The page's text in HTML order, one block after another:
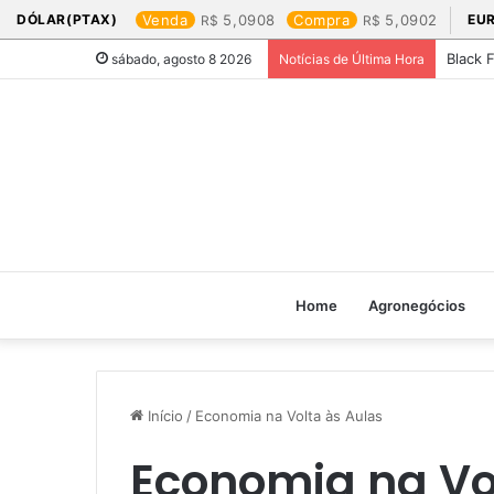
DÓLAR(PTAX) Venda 5,0908 Compra 5,0902
sábado, agosto 8 2026 Notícias de Última Hora Black
Home Agronegócios
Início / Economia na Volta às Aulas
Economia na